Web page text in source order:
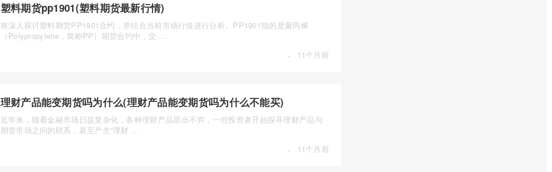
塑料期货pp1901(塑料期货最新行情)
将深入探讨塑料期货PP1901合约，并结合当前市场行情进行分析。PP1901指的是聚丙烯
（Polypropylene，简称PP）期货合约中，交 ...
· 11个月前
理财产品能变期货吗为什么(理财产品能变期货吗为什么不能买)
近年来，随着金融市场日益复杂化，各种理财产品层出不穷，一些投资者开始探寻理财产品与
期货市场之间的联系，甚至产生“理财 ...
· 11个月前